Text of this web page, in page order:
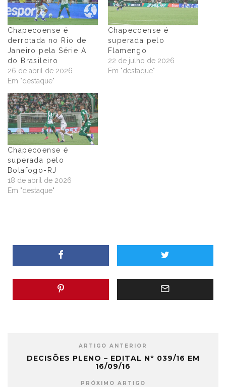
Chapecoense é
derrotada no Rio de
Janeiro pela Série A
do Brasileiro
26 de abril de 2026
Em "destaque"
Chapecoense é
superada pelo
Flamengo
22 de julho de 2026
Em "destaque"
Chapecoense é
superada pelo
Botafogo-RJ
18 de abril de 2026
Em "destaque"
ARTIGO ANTERIOR
DECISÕES PLENO – EDITAL Nº 039/16 EM
16/09/16
PRÓXIMO ARTIGO